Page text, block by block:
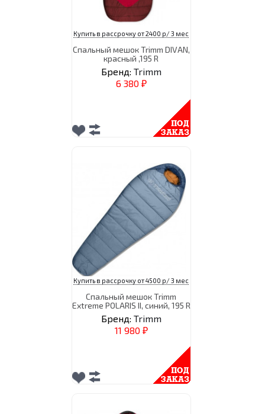
Купить в рассрочку от 2400 р/ 3 мес
Спальный мешок Trimm DIVAN,
красный ,195 R
Бренд: Trimm
6 380 ₽
Купить в рассрочку от 4500 р/ 3 мес
Спальный мешок Trimm
Extreme POLARIS II, синий, 195 R
Бренд: Trimm
11 980 ₽